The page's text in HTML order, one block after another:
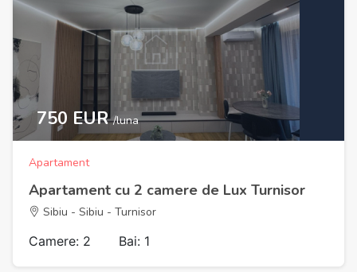
750 EUR/luna
Apartament
Apartament cu 2 camere de Lux Turnisor
Sibiu - Sibiu - Turnisor
Camere: 2 Bai: 1